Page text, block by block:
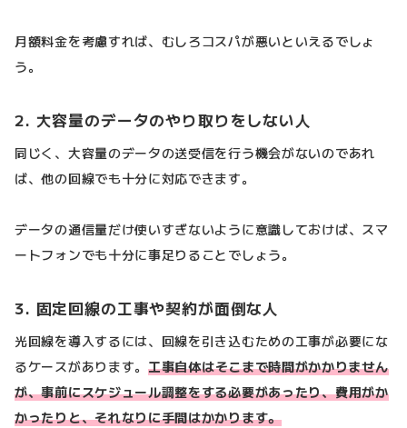
月額料金を考慮すれば、むしろコスパが悪いといえるでしょ
う。
2. 大容量のデータのやり取りをしない人
同じく、大容量のデータの送受信を行う機会がないのであれ
ば、他の回線でも十分に対応できます。
データの通信量だけ使いすぎないように意識しておけば、スマ
ートフォンでも十分に事足りることでしょう。
3. 固定回線の工事や契約が面倒な人
光回線を導入するには、回線を引き込むための工事が必要にな
るケースがあります。 工事自体はそこまで時間がかかりません
が、事前にスケジュール調整をする必要があったり、費用がか
かったりと、それなりに手間はかかります。